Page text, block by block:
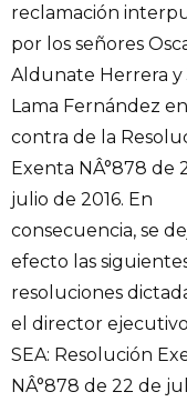
reclamación
por los señores
Aldunate Herrera y
Lama Fernández en
contra de la
Exenta NÂ°878 de
julio de 2016. En
consecuencia, se
efecto las
resoluciones
el director
SEA: Resolución
NÂ°878 de 22 de